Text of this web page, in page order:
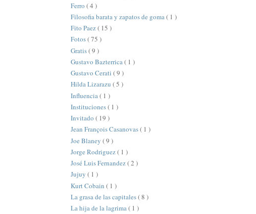
Ferro ( 4 )
Filosofia barata y zapatos de goma( 1 )
Fito Paez( 15 )
Fotos( 75 )
Gratis( 9 )
Gustavo Bazterrica( 1 )
Gustavo Cerati ( 9 )
Hilda Lizarazu ( 5 )
Influencia ( 1 )
Instituciones( 1 )
Invitado ( 19 )
Jean François Casanovas( 1 )
Joe Blaney ( 9 )
Jorge Rodriguez( 1 )
José Luis Fernandez( 2 )
Jujuy ( 1 )
Kurt Cobain ( 1 )
La grasa de las capitales( 8 )
La hija de la lagrima( 1 )